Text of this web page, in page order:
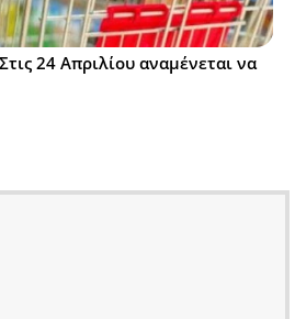
24 Απριλίου αναμένεται να